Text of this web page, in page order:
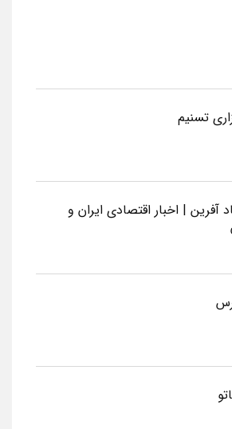
تسنیم
آفرین | اخبار اقتصادی ایران و